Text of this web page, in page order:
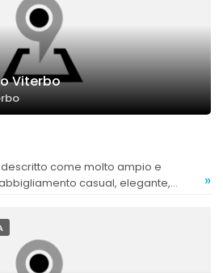
Viterbo
casual, elegante,
»